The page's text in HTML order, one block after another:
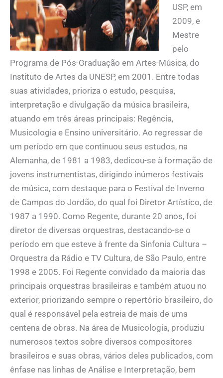
USP, em
2009, e
Mestre
pelo
Programa de Pós-Graduação em Artes-Música, do
Instituto de Artes da UNESP, em 2001. Entre todas
suas atividades, prioriza o estudo, pesquisa,
interpretação e divulgação da música brasileira,
atuando em três áreas principais: Regência,
Musicologia e Ensino universitário. Ao regressar de
um período em que continuou seus estudos, na
Alemanha, de 1981 a 1983, dedicou-se à formação de
jovens instrumentistas, dirigindo inúmeros festivais
de música, com destaque para o Festival de Inverno
de Campos do Jordão, do qual foi Diretor Artístico, de
1987 a 1990. Como Regente, durante 20 anos, foi
diretor de diversas orquestras, destacando-se o
período em que esteve à frente da Sinfonia Cultura –
Orquestra da Rádio e TV Cultura, de São Paulo, entre
1998 e 2005. Foi Regente convidado da maioria das
principais orquestras brasileiras e também atuou no
exterior, priorizando sempre o repertório brasileiro, do
qual é responsável pela estreia de mais de uma
centena de obras. Na área de Musicologia, produziu
numerosos textos sobre diversos compositores
brasileiros e suas obras, vários deles publicados, com
ênfase nas linhas de Análise e Interpretação, bem